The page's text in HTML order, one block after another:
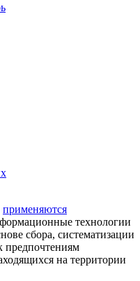
применяются
технологии
сбора, систематизации
предпочтениям
на территории